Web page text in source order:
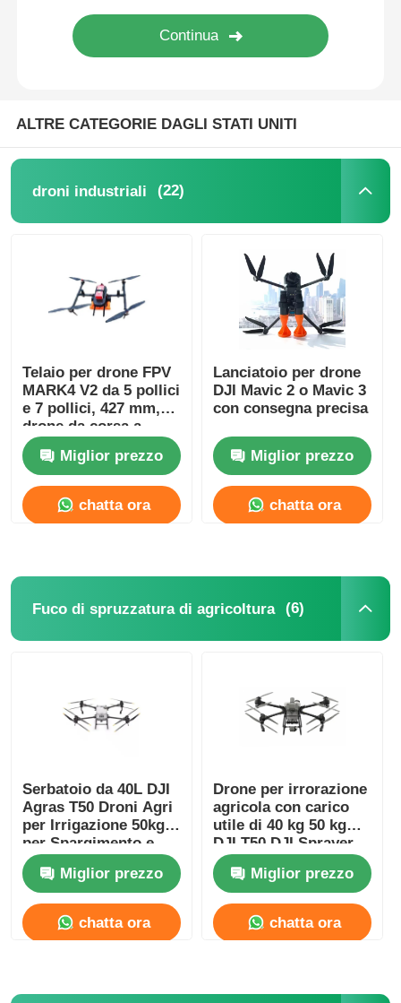
ALTRE CATEGORIE DAGLI STATI UNITI
droni industriali (22)
Telaio per drone FPV
MARK4 V2 da 5 pollici
e 7 pollici, 427 mm,
drone da corsa a
quattro assi
Miglior prezzo
chatta ora
Lanciatoio per drone
DJI Mavic 2 o Mavic 3
con consegna precisa
Miglior prezzo
chatta ora
Fuco di spruzzatura di agricoltura (6)
Serbatoio da 40L DJI
Agras T50 Droni Agri
per Irrigazione 50kg
per Spargimento e
Irrigazione
Miglior prezzo
chatta ora
Drone per irrorazione
agricola con carico
utile di 40 kg 50 kg
DJI T50 DJI Sprayer
Drone
Miglior prezzo
chatta ora